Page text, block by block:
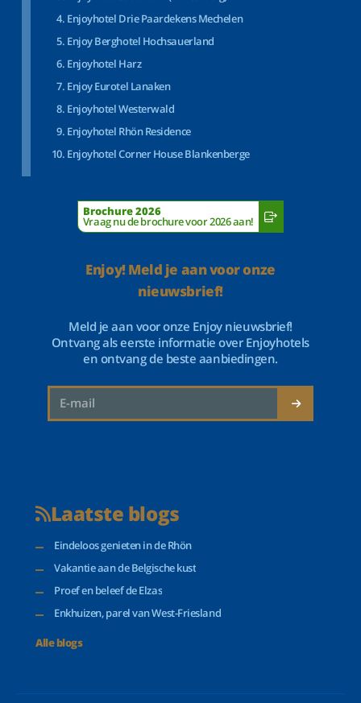
Enjoyhotel Drie Paardekens Mechelen
Enjoy Berghotel Hochsauerland
Enjoyhotel Harz
Enjoy Eurotel Lanaken
Enjoyhotel Westerwald
Enjoyhotel Rhön Residence
Enjoyhotel Corner House Blankenberge
Brochure 2026
Vraag nu de brochure voor 2026 aan!
Enjoy! Meld je aan voor onze
nieuwsbrief!
Meld je aan voor onze Enjoy nieuwsbrief!
Ontvang als eerste informatie over Enjoyhotels
en ontvang de beste aanbiedingen.
Laatste blogs
Eindeloos genieten in de Rhön
Vakantie aan de Belgische kust
Proef en beleef de Elzas
Enkhuizen, parel van West-Friesland
Alle blogs